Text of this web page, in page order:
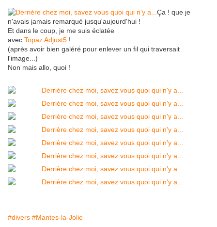
Ça ! que je
n'avais jamais remarqué jusqu'aujourd'hui !
Et dans le coup, je me suis éclatée
avec Topaz Adjust5 !
(après avoir bien galéré pour enlever un fil qui traversait
l'image...)
Non mais allo, quoi !
#divers #Mantes-la-Jolie